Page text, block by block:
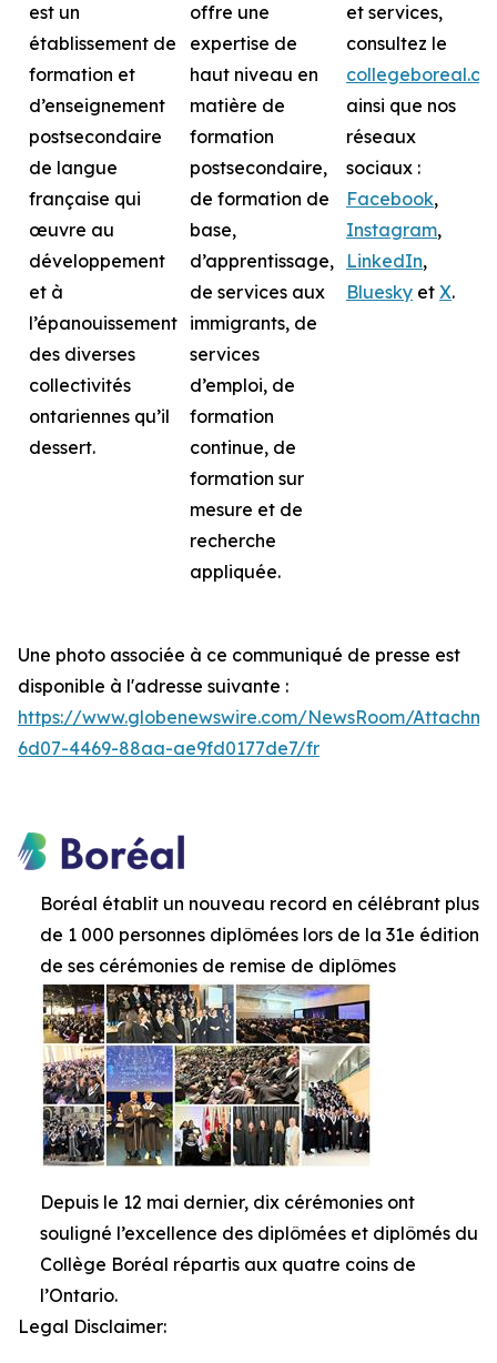
est un
établissement de
formation et
d’enseignement
postsecondaire
de langue
française qui
œuvre au
développement
et à
l’épanouissement
des diverses
collectivités
ontariennes qu’il
dessert.
offre une
expertise de
haut niveau en
matière de
formation
postsecondaire,
de formation de
base,
d’apprentissage,
de services aux
immigrants, de
services
d’emploi, de
formation
continue, de
formation sur
mesure et de
recherche
appliquée.
et services,
consultez le
collegeboreal.ca
ainsi que nos
réseaux
sociaux :
Facebook,
Instagram,
LinkedIn,
Bluesky et X.
Une photo associée à ce communiqué de presse est
disponible à l'adresse suivante :
https://www.globenewswire.com/NewsRoom/
6d07-4469-88aa-ae9fd0177de7/fr
Boréal établit un nouveau record en célébrant plus
de 1 000 personnes diplômées lors de la 31e édition
de ses cérémonies de remise de diplômes
Depuis le 12 mai dernier, dix cérémonies ont
souligné l’excellence des diplômées et diplômés du
Collège Boréal répartis aux quatre coins de
l’Ontario.
Legal Disclaimer: